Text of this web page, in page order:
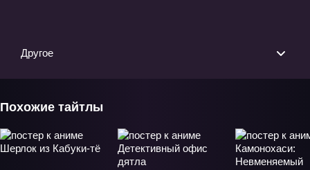
Другое
Похожие тайтлы